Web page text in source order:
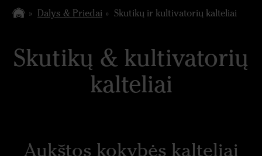
Dalys & Priedai Skutikų ir kultivatorių kalteliai
Skutikų & kultivatorių
kalteliai
Aukštos kokybės kalteliai